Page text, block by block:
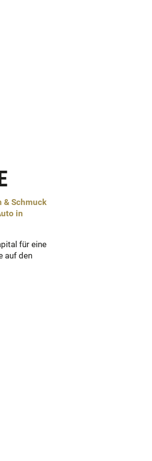
& Schmuck
in
für eine
auf den